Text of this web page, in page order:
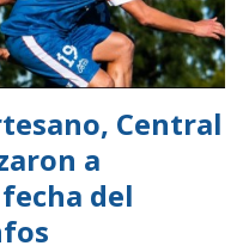
Central
a
del